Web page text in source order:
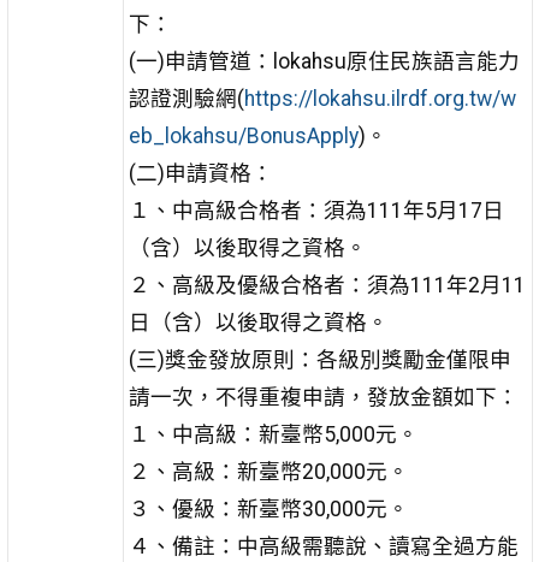
下：
(一)申請管道：lokahsu原住民族語言能力
認證測驗網(https://lokahsu.ilrdf.org.tw/w
eb_lokahsu/BonusApply)。
(二)申請資格：
１、中高級合格者：須為111年5月17日
（含）以後取得之資格。
２、高級及優級合格者：須為111年2月11
日（含）以後取得之資格。
(三)獎金發放原則：各級別獎勵金僅限申
請一次，不得重複申請，發放金額如下：
１、中高級：新臺幣5,000元。
２、高級：新臺幣20,000元。
３、優級：新臺幣30,000元。
４、備註：中高級需聽說、讀寫全過方能